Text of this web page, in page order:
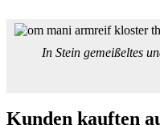
In Stein gemeißeltes
Kunden kauften